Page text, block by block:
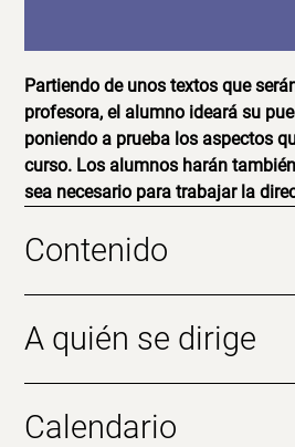
Partiendo de unos textos que
profesora, el alumno ideará su
poniendo a prueba los aspectos
curso. Los alumnos harán
sea necesario para trabajar la
Contenido
A quién se dirige
Calendario